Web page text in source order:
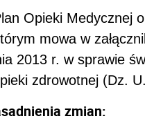
Opieki Medycznej
mowa w
2013 r. w sprawie
zdrowotnej (Dz.
zmian: